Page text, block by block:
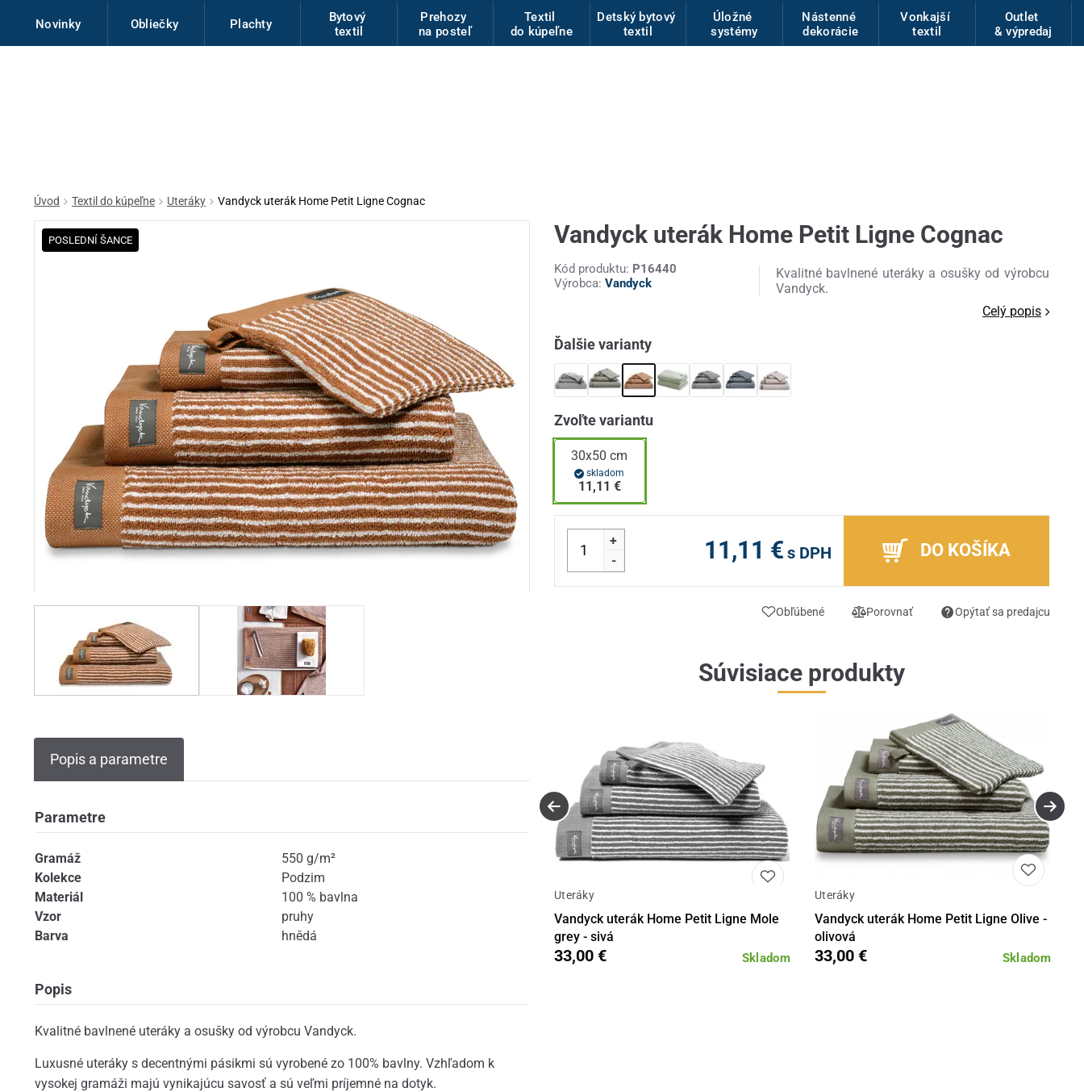
Novinky Obliečky Plachty
Bytový
textil
Prehozy
na posteľ
Textil
do kúpeľne
Detský bytový
textil
Úložné
systémy
Nástenné
dekorácie
Vonkajší
textil
Outlet
& výpredaj
Úvod Textil do kúpeľne Uteráky Vandyck uterák Home Petit Ligne Cognac
POSLEDNÍ ŠANCE
Popis a parametre
Parametre
Gramáž
550 g/m²
Kolekce
Podzim
Materiál
100 % bavlna
Vzor
pruhy
Barva
hnědá
Popis
Kvalitné bavlnené uteráky a osušky od výrobcu Vandyck.
Luxusné uteráky s decentnými pásikmi sú vyrobené zo 100% bavlny. Vzhľadom k
vysokej gramáži majú vynikajúcu savosť a sú veľmi príjemné na dotyk.
Vandyck uterák Home Petit Ligne Cognac
Kód produktu: P16440
Výrobca: Vandyck
Kvalitné bavlnené uteráky a osušky od výrobcu
Vandyck.
Celý popis
Ďalšie varianty
Zvoľte variantu
30x50 cm
skladom
11,11 €
+
-
11,11 € s DPH DO KOŠÍKA
Obľúbené Porovnať Opýtať sa predajcu
Súvisiace produkty
Uteráky
Vandyck uterák Home Petit Ligne Mole
grey - sivá
Skladom
33,00 €
Uteráky
Vandyck uterák Home Petit Ligne Olive -
olivová
Skladom
33,00 €